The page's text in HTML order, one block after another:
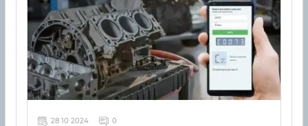
28 10 2024 0